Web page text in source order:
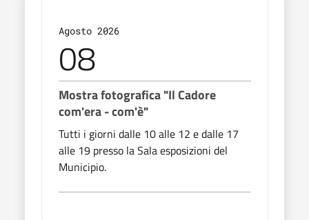
Agosto 2026
08
Mostra fotografica "Il Cadore
com'era - com'è"
Tutti i giorni dalle 10 alle 12 e dalle 17
alle 19 presso la Sala esposizioni del
Municipio.